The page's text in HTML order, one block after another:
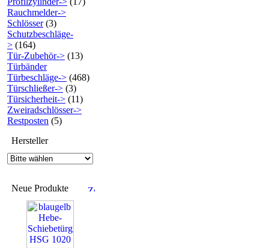
Rauchmelder->
Schlösser(3)
Schutzbeschläge-
> (164)
Tür-Zubehör-> (13)
Türbänder
Türbeschläge-> (468)
Türschließer-> (3)
Türsicherheit-> (11)
Zweiradschlösser->
Restposten (5)
Hersteller
Neue Produkte